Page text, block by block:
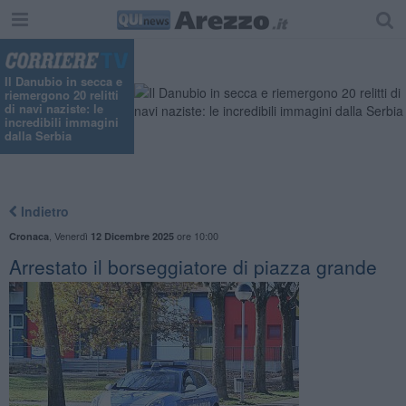
Il Danubio in secca e
riemergono 20 relitti
di navi naziste: le
incredibili immagini
dalla Serbia
Indietro
Cronaca Venerdì 12 Dicembre 2025ore 10:00
Arrestato il borseggiatore di piazza grande